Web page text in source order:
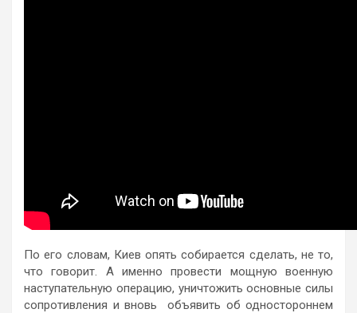
По его словам, Киев опять собирается сделать, не то,
что говорит. А именно провести мощную военную
наступательную операцию, уничтожить основные силы
сопротивления и вновь объявить об одностороннем